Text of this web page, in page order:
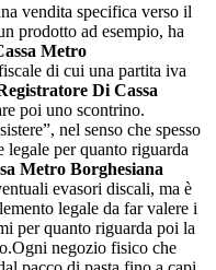
vendita specifica verso il
prodotto ad esempio, ha
Metro
di cui una partita iva
Di Cassa
poi uno scontrino.
nel senso che spesso
per quanto riguarda
Metro Borghesiana
evasori discali, ma è
legale da far valere i
per quanto riguarda poi la
negozio fisico che